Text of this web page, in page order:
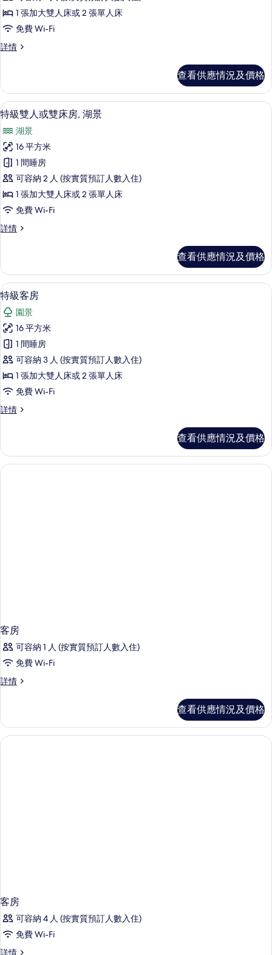
級
雙
或
床
房
的
相
片
1 張加大雙人床或 2 張單人床
免費 Wi-Fi
詳情
特
或
雙
床
詳
情
查看供應情況及價格
載
所
有
特
級
雙
或
床
房,
湖
景
的
相
片
特級雙人或雙床房, 湖景 | 房內夾萬、
8
特級雙人或雙床房, 湖景
湖景
16 平方米
1 間睡房
可容納 2 人 (按實質預訂人數入住)
1 張加大雙人床或 2 張單人床
免費 Wi-Fi
詳情
特
或
雙
床
房,
湖
景
詳
情
查看供應情況及價格
載
入
所
有
特
級
客
的
片
特級客房 | 房內夾萬、免費 Wi-Fi、床
6
特級客房
園景
16 平方米
1 間睡房
可容納 3 人 (按實質預訂人數入住)
1 張加大雙人床或 2 張單人床
免費 Wi-Fi
詳情
特
詳
情
查看供應情況及價格
客房
可容納 1 人 (按實質預訂人數入住)
免費 Wi-Fi
詳情
客
查看供應情況及價格
客房
可容納 4 人 (按實質預訂人數入住)
免費 Wi-Fi
詳情
客